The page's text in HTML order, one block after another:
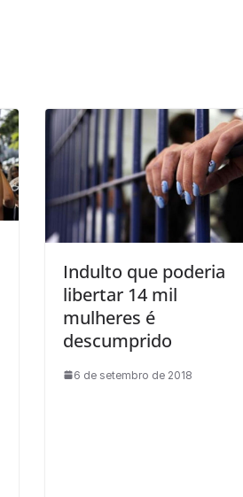
Indulto que poderia
libertar 14 mil
mulheres é
descumprido
6 de setembro de 2018